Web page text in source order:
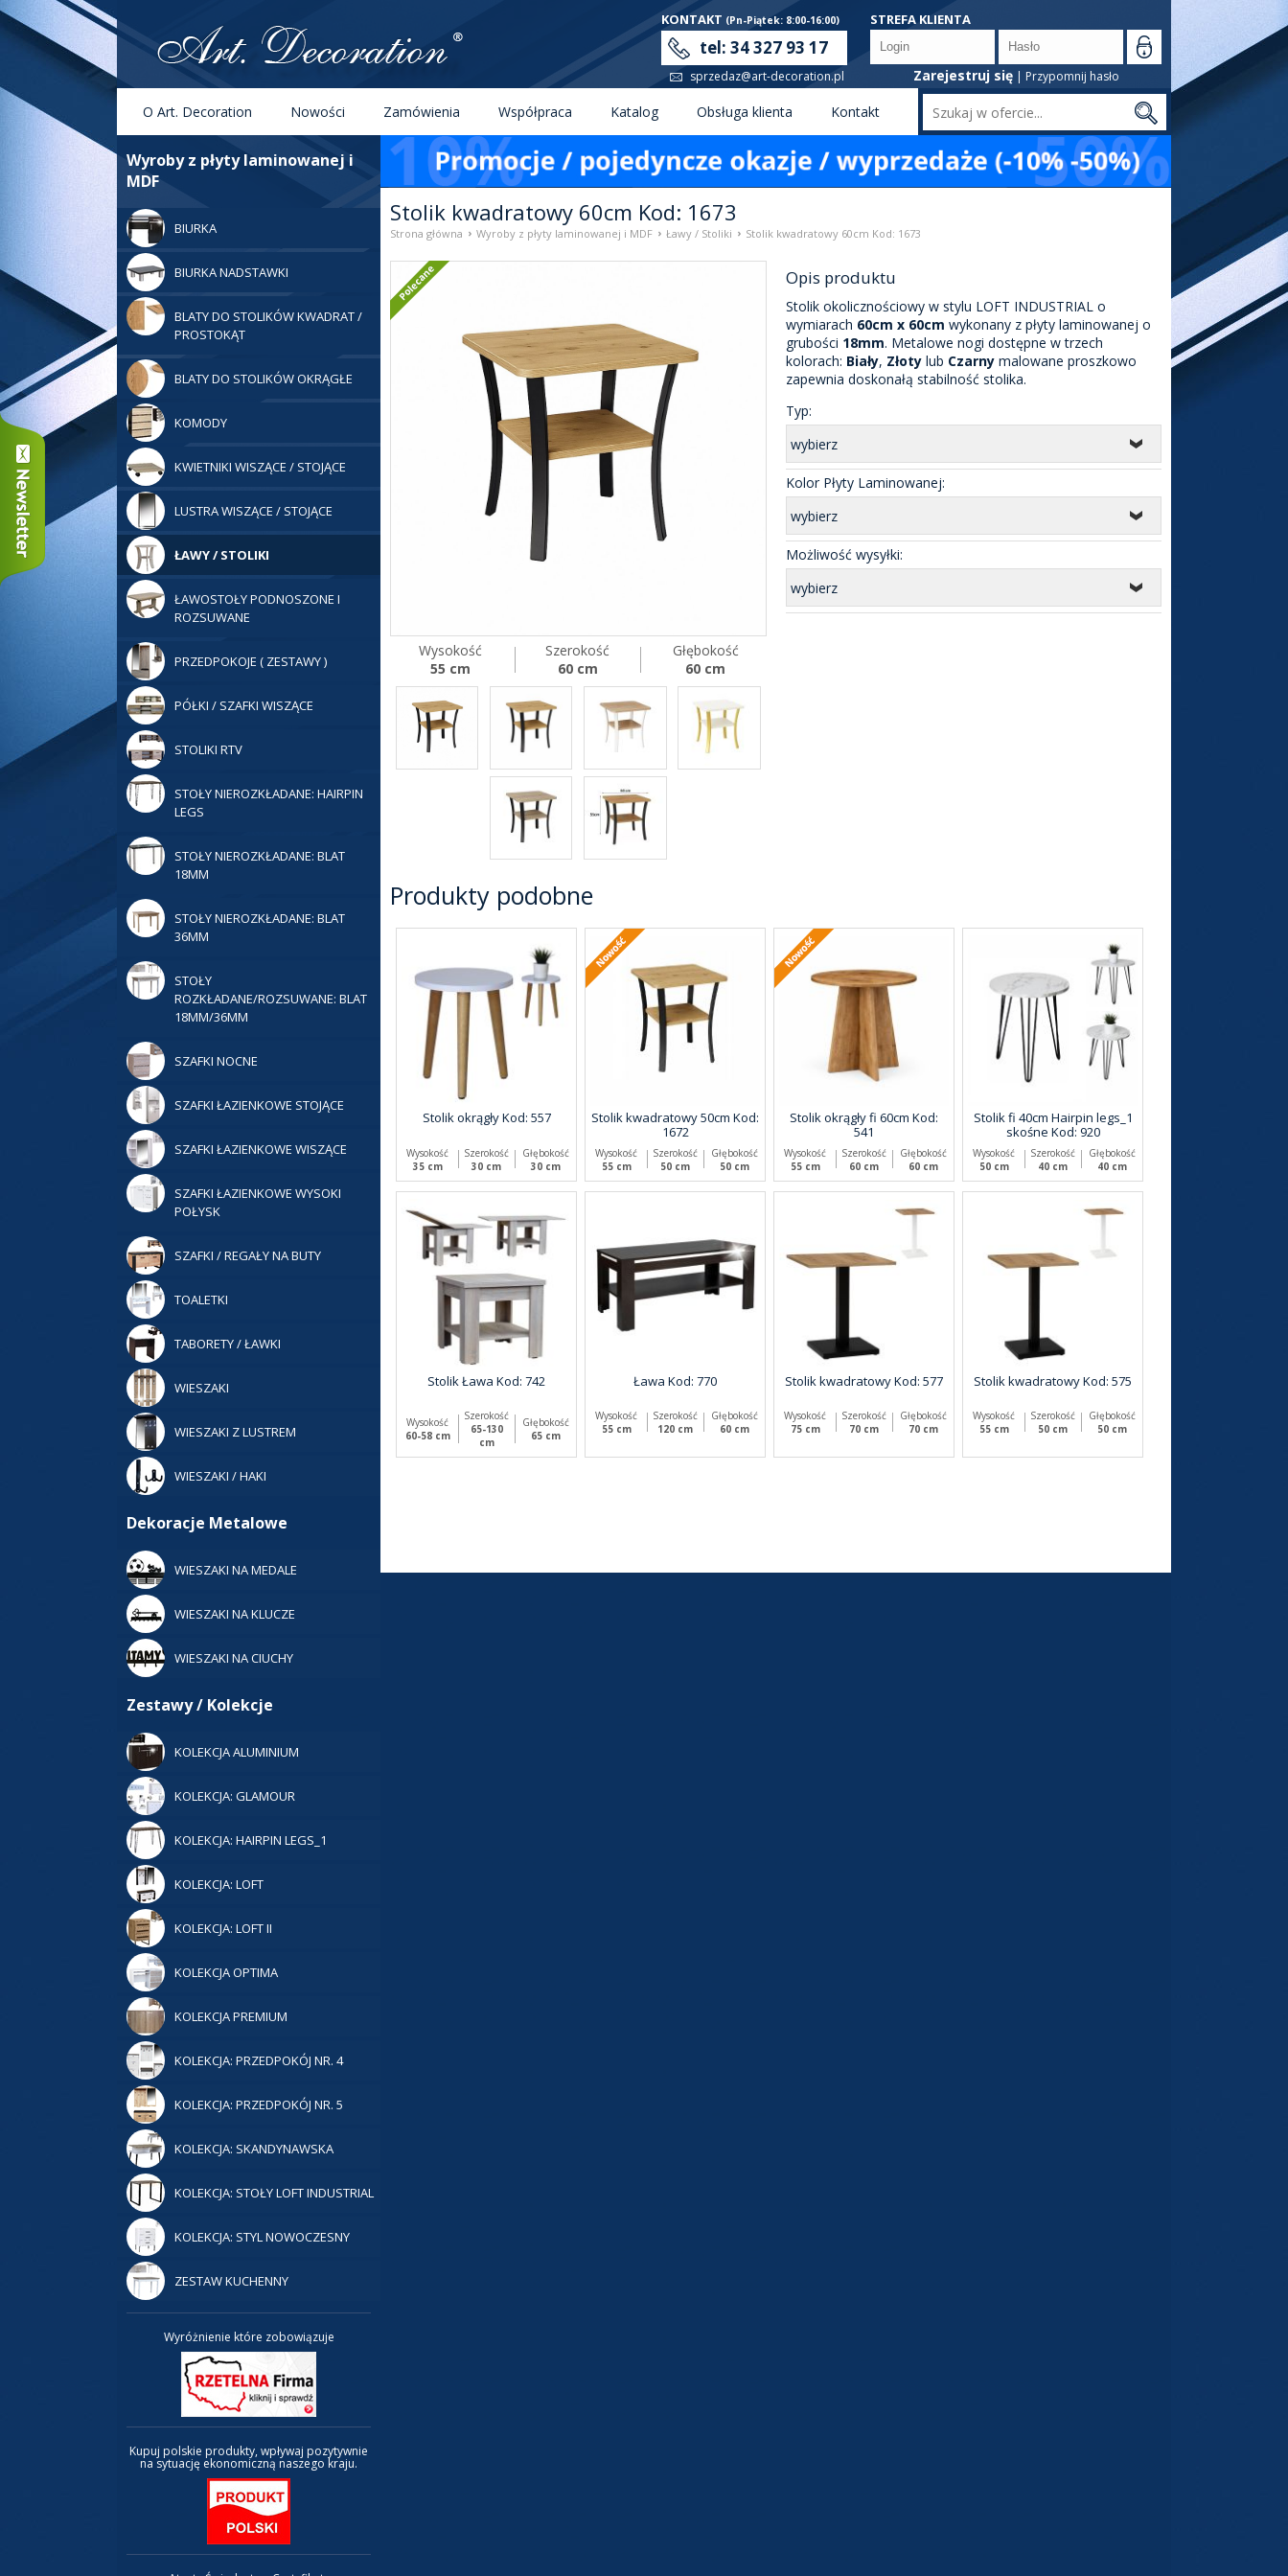
KONTAKT (Pn-Piątek: 8:00-16:00)
tel: 34 327 93 17
sprzedaz@art-decoration.pl
STREFA KLIENTA
Zarejestruj się| Przypomnij hasło
Menu
O Art. Decoration Nowości Zamówienia Współpraca Katalog Obsługa klienta Kontakt
Szukaj
Wyroby z płyty laminowanej i
MDF
BIURKA
BIURKA NADSTAWKI
BLATY DO STOLIKÓW KWADRAT /
PROSTOKĄT
BLATY DO STOLIKÓW OKRĄGŁE
KOMODY
KWIETNIKI WISZĄCE / STOJĄCE
LUSTRA WISZĄCE / STOJĄCE
ŁAWY / STOLIKI
ŁAWOSTOŁY PODNOSZONE I
ROZSUWANE
PRZEDPOKOJE ( ZESTAWY )
PÓŁKI / SZAFKI WISZĄCE
STOLIKI RTV
STOŁY NIEROZKŁADANE: HAIRPIN
LEGS
STOŁY NIEROZKŁADANE: BLAT
18MM
STOŁY NIEROZKŁADANE: BLAT
36MM
STOŁY
ROZKŁADANE/ROZSUWANE: BLAT
18MM/36MM
SZAFKI NOCNE
SZAFKI ŁAZIENKOWE STOJĄCE
SZAFKI ŁAZIENKOWE WISZĄCE
SZAFKI ŁAZIENKOWE WYSOKI
POŁYSK
SZAFKI / REGAŁY NA BUTY
TOALETKI
TABORETY / ŁAWKI
WIESZAKI
WIESZAKI Z LUSTREM
WIESZAKI / HAKI
Dekoracje Metalowe
WIESZAKI NA MEDALE
WIESZAKI NA KLUCZE
WIESZAKI NA CIUCHY
Zestawy / Kolekcje
KOLEKCJA ALUMINIUM
KOLEKCJA: GLAMOUR
KOLEKCJA: HAIRPIN LEGS_1
KOLEKCJA: LOFT
KOLEKCJA: LOFT II
KOLEKCJA OPTIMA
KOLEKCJA PREMIUM
KOLEKCJA: PRZEDPOKÓJ NR. 4
KOLEKCJA: PRZEDPOKÓJ NR. 5
KOLEKCJA: SKANDYNAWSKA
KOLEKCJA: STOŁY LOFT INDUSTRIAL
KOLEKCJA: STYL NOWOCZESNY
ZESTAW KUCHENNY
Wyróżnienie które zobowiązuje
Kupuj polskie produkty, wpływaj pozytywnie
na sytuację ekonomiczną naszego kraju.
Stolik kwadratowy 60cm Kod: 1673
Strona główna › Wyroby z płyty laminowanej i MDF › Ławy / Stoliki › Stolik kwadratowy 60cm Kod: 1673
Wysokość
55 cm
Szerokość
60 cm
Głębokość
60 cm
Opis produktu
Stolik okolicznościowy w stylu LOFT INDUSTRIAL o
wymiarach 60cm x 60cm wykonany z płyty laminowanej o
grubości 18mm. Metalowe nogi dostępne w trzech
kolorach: Biały, Złotylub Czarnymalowane proszkowo
zapewnia doskonałą stabilność stolika.
Typ:
wybierz
Kolor Płyty Laminowanej:
wybierz
Możliwość wysyłki:
wybierz
Produkty podobne
Stolik okrągły Kod: 557
Wysokość
35 cm
Szerokość
30 cm
Głębokość
30 cm
Stolik kwadratowy 50cm Kod:
1672
Wysokość
55 cm
Szerokość
50 cm
Głębokość
50 cm
Stolik okrągły fi 60cm Kod:
541
Wysokość
55 cm
Szerokość
60 cm
Głębokość
60 cm
Stolik fi 40cm Hairpin legs_1
skośne Kod: 920
Wysokość
50 cm
Szerokość
40 cm
Głębokość
40 cm
Stolik Ława Kod: 742
Wysokość
60-58 cm
Szerokość
65-130
cm
Głębokość
65 cm
Ława Kod: 770
Wysokość
55 cm
Szerokość
120 cm
Głębokość
60 cm
Stolik kwadratowy Kod: 577
Wysokość
75 cm
Szerokość
70 cm
Głębokość
70 cm
Stolik kwadratowy Kod: 575
Wysokość
55 cm
Szerokość
50 cm
Głębokość
50 cm